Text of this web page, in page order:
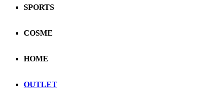
SPORTS
COSME
HOME
OUTLET